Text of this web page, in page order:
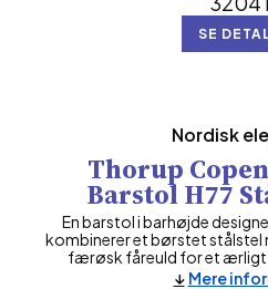
SE
Nordisk
Thorup
Barstol H77
En barstol i barhøjde
kombinerer et børstet
færøsk fåreuld for et ærligt
Mere